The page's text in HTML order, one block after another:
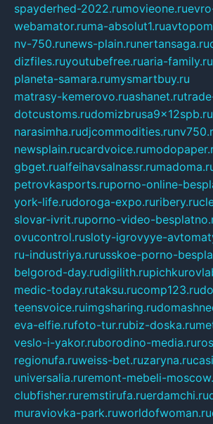
spayderhed-2022.rumovieone.ru
webamator.ruma-absolut1.ru
nv-750.runews-plain.runertansaga.ru
dizfiles.ruyoutubefree.ruaria-family.ru
planeta-samara.rumysmartbuy.ru
matrasy-kemerovo.ruashanet.ru
dotcustoms.rudomizbrusa9x12spb.ru
narasimha.rudjcommodities.ru
newsplain.rucardvoice.ru
gbget.rualfeihavsalnassr.ru
petrovkasports.ruporno-online-
york-life.rudoroga-expo.ruribery.ru
slovar-ivrit.ruporno-video-
ovucontrol.rusloty-igrovyye-
ru-industriya.rurusskoe-porno-
belgorod-day.rudigilith.ru
medic-today.rutaksu.rucomp123.ru
teensvoice.ruimgsharing.ru
eva-elfie.rufoto-tur.rubiz-doska.ru
veslo-i-yakor.ruborodino-media.ru
regionufa.ruweiss-bet.ruzaryna.ru
universalia.ruremont-mebeli-
clubfisher.ruremstirufa.ruerdamchi.ru
muraviovka-park.ruworldofwoman.ru